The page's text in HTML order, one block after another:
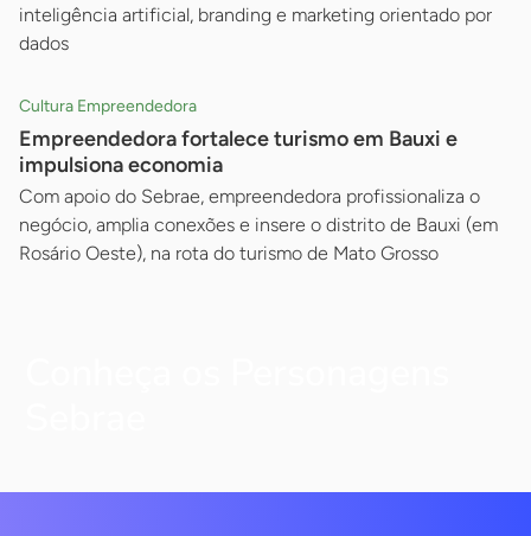
inteligência artificial, branding e marketing orientado por
dados
Cultura Empreendedora
Empreendedora fortalece turismo em Bauxi e
impulsiona economia
Com apoio do Sebrae, empreendedora profissionaliza o
negócio, amplia conexões e insere o distrito de Bauxi (em
Rosário Oeste), na rota do turismo de Mato Grosso